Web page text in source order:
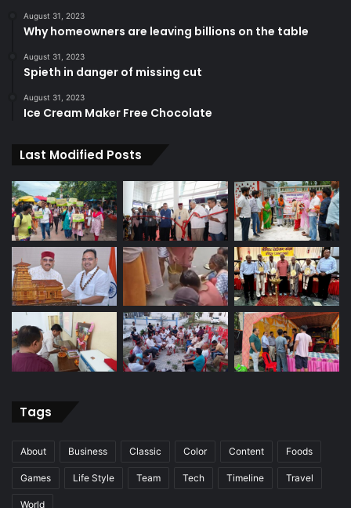
August 31, 2023
Why homeowners are leaving billions on the table
August 31, 2023
Spieth in danger of missing cut
August 31, 2023
Ice Cream Maker Free Chocolate
Last Modified Posts
Tags
About Business Classic Color Content Foods
Games Life Style Team Tech Timeline Travel
World